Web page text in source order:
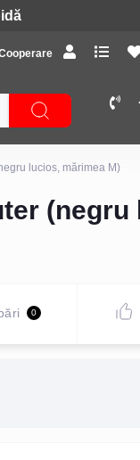
lucios, mărimea M)
0